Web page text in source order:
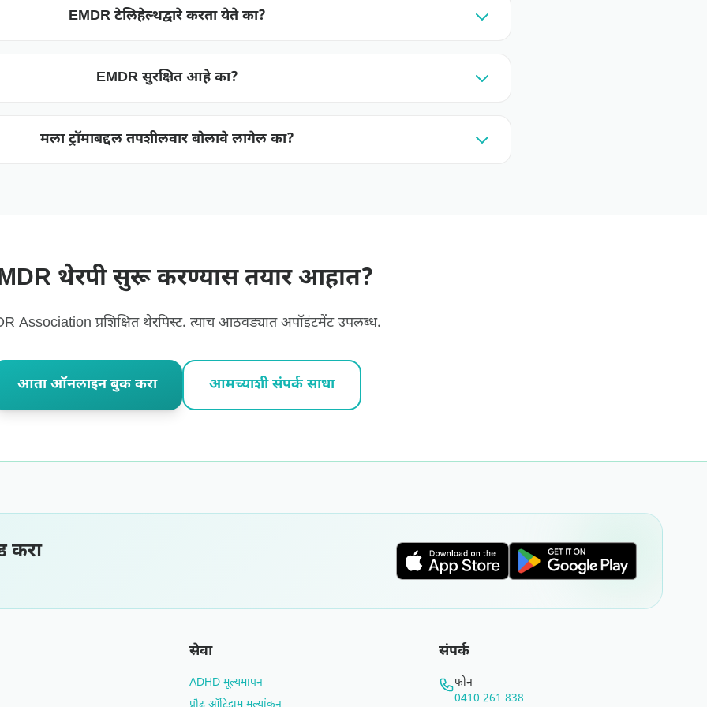
EMDR टेलिहेल्थद्वारे करता येते का?
EMDR सुरक्षित आहे का?
मला ट्रॉमाबद्दल तपशीलवार बोलावे लागेल का?
थेरपी सुरू करण्यास तयार आहात?
Association प्रशिक्षित थेरपिस्ट. त्याच आठवड्यात अपॉइंटमेंट उपलब्ध.
आता ऑनलाइन बुक करा आमच्याशी संपर्क साधा
करा
सेवा
ADHD मूल्यमापन
संपर्क
फोन
0410 261 838